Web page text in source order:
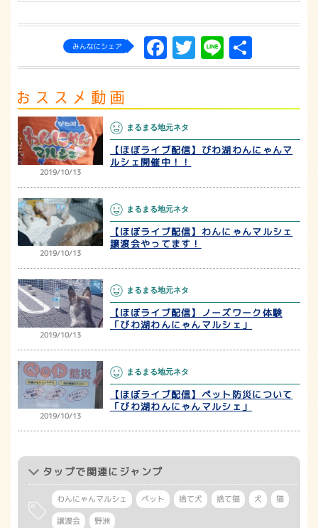
みんなにシェア Facebook
Twitter
Line
有
2019/10/13
まるまる地元ネタ
【ほぼライブ配信】びわ湖わんにゃんマ
ルシェ開催中！！
2019/10/13
まるまる地元ネタ
【ほぼライブ配信】わんにゃんマルシェ
譲渡会やってます！
2019/10/13
まるまる地元ネタ
【ほぼライブ配信】ノーズワーク体験
「びわ湖わんにゃんマルシェ」
2019/10/13
まるまる地元ネタ
【ほぼライブ配信】ペット防災について
「びわ湖わんにゃんマルシェ」
タップで関連にジャンプ
わんにゃんマルシェ ペット 捨て犬 捨て猫 犬
猫
譲渡会
野洲